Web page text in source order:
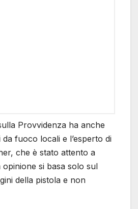
Provvidenza ha anche
fuoco locali e l’esperto di
che è stato attento a
si basa solo sul
della pistola e non